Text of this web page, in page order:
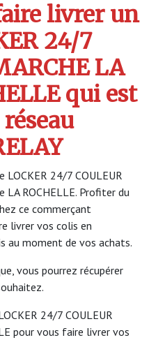
livrer un
24/7
LA
qui est
24/7 COULEUR
LA ROCHELLE. Profiter du
ce commerçant
livrer vos colis en
au moment de vos achats.
vous pourrez récupérer
24/7 COULEUR
pour vous faire livrer vos